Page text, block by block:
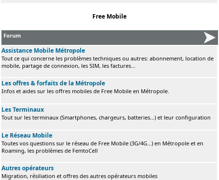
Free Mobile
Forum
Assistance Mobile Métropole
Tout ce qui concerne les problèmes techniques ou autres: abonnement, location de
mobile, partage de connexion, les SIM, les factures...
Les offres & forfaits de la Métropole
Infos et aides sur les offres mobiles de Free Mobile en Métropole.
Les Terminaux
Tout sur les terminaux (Smartphones, chargeurs, batteries...) et leur configuration
Le Réseau Mobile
Toutes vos questions sur le réseau de Free Mobile (3G/4G...) en Métropole et en
Roaming, les problèmes de FemtoCell
Autres opérateurs
Migration, résiliation et offres des autres opérateurs mobiles